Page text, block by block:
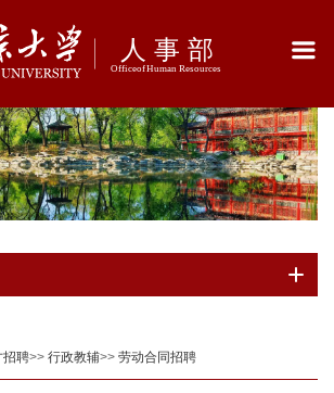
招聘>> 行政教辅>> 劳动合同招聘